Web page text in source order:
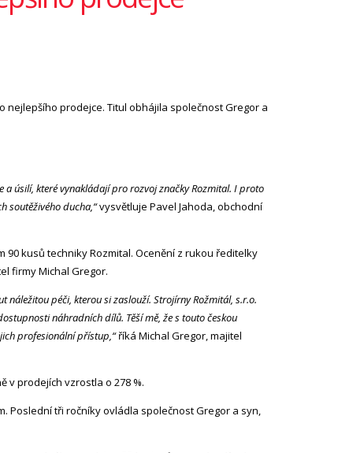
nejlepšího prodejce. Titul obhájila společnost Gregor a
úsilí, které vynakládají pro rozvoj značky Rozmital. I proto
soutěživého ducha,“vysvětluje Pavel Jahoda, obchodní
kusů techniky Rozmital. Ocenění z rukou ředitelky
firmy Michal Gregor.
péči, kterou si zaslouží. Strojírny Rožmitál, s.r.o.
náhradních dílů. Těší mě, že s touto českou
profesionální přístup,“říká Michal Gregor, majitel
v prodejích vzrostla o 278 %.
Poslední tři ročníky ovládla společnost Gregor a syn,